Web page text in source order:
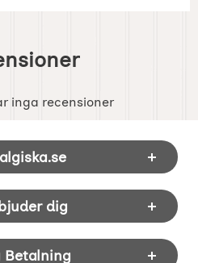
inga recensioner
och länkar
dig
Betalning